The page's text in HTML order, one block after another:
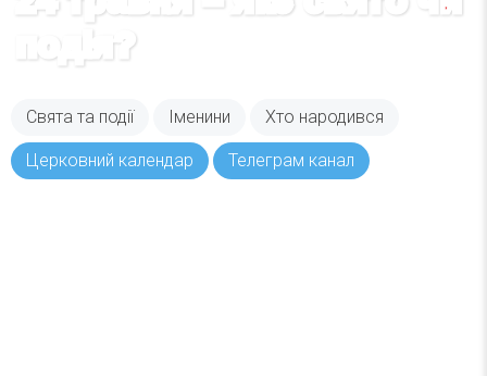
подія?
Свята та події Іменини Хто народився
Церковний календар Телеграм канал